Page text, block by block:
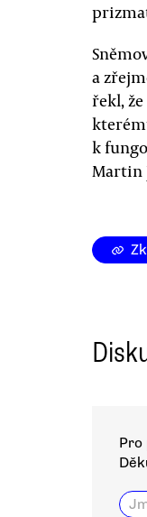
a
řekl,
k
Martin
Pro